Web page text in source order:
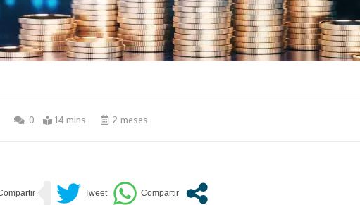
0 14 mins 2 meses